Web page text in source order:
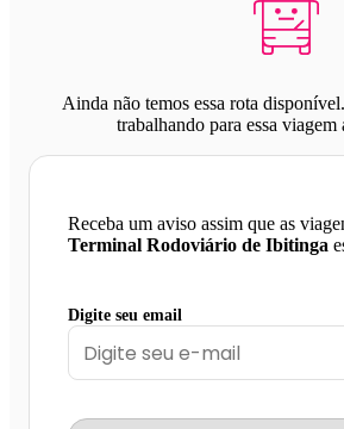
Ainda não temos essa rota
trabalhando para essa viagem
Receba um aviso assim que as
Terminal Rodoviário de Ibitinga
Digite seu email